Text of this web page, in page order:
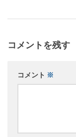
コメントを残す
コメント ※